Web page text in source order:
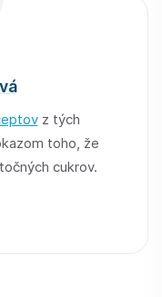
z tých
toho, že
cukrov.